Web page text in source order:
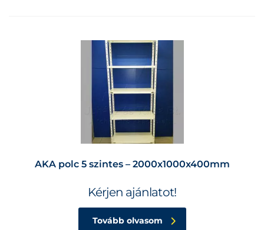
AKA polc 5 szintes – 2000x1000x400mm
Kérjen ajánlatot!
Tovább olvasom